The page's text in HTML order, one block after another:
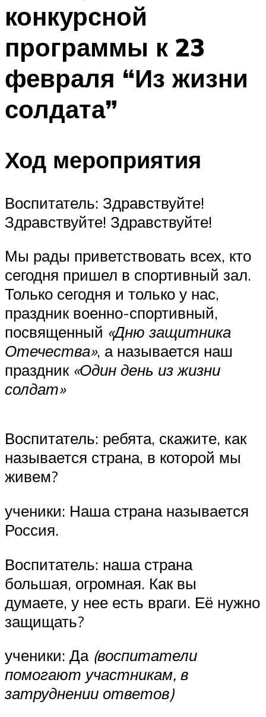
Меню
конкурсной
программы к 23
февраля “Из жизни
солдата”
Ход мероприятия
Воспитатель: Здравствуйте!
Здравствуйте! Здравствуйте!
Мы рады приветствовать всех, кто
сегодня пришел в спортивный зал.
Только сегодня и только у нас,
праздник военно-спортивный,
посвященный «Дню защитника
Отечества», а называется наш
праздник «Один день из жизни
солдат»
Воспитатель: ребята, скажите, как
называется страна, в которой мы
живем?
ученики: Наша страна называется
Россия.
Воспитатель: наша страна
большая, огромная. Как вы
думаете, у нее есть враги. Её нужно
защищать?
ученики: Да (воспитатели
помогают участникам, в
затруднении ответов)